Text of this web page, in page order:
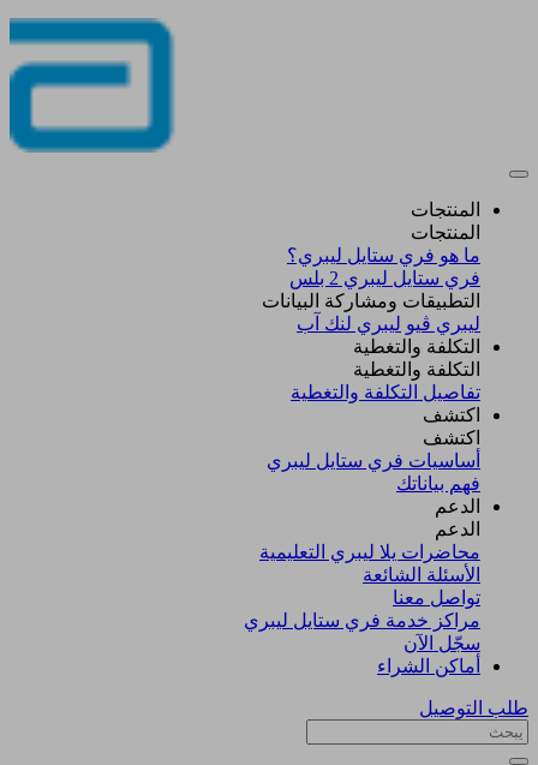
المنتجات
المنتجات
ما هو فري ستايل ليبري؟
فري ستايل ليبري 2 بلس​
التطبيقات ومشاركة البيانات
ليبري ڤيو ليبري لنك آب
التكلفة والتغطية
التكلفة والتغطية
تفاصيل التكلفة والتغطية
اكتشف​
اكتشف​
أساسيات فري ستايل ليبري
فهم بياناتك
الدعم
الدعم
محاضرات يلا ليبري التعليمية
الأسئلة الشائعة
تواصل معنا
مراكز خدمة فري ستايل ليبري
سجّل الآن​
أماكن الشراء
طلب التوصيل